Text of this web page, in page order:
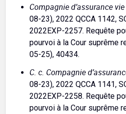
Compagnie d’assurance vie
08-23), 2022 QCCA 1142,
2022EXP-2257. Requête
pourvoi à la Cour suprême
05-25), 40434.
C. c. Compagnie
08-23), 2022 QCCA 1141,
2022EXP-2258. Requête
pourvoi à la Cour suprême